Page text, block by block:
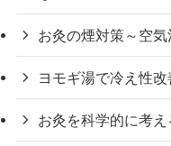
お灸の煙対策～空
ヨモギ湯で冷え性改
お灸を科学的に考え